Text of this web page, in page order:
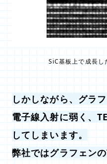
SiC基板上で成長し
しかしながら、グラ
電子線入射に弱く、
してしまいます。
弊社ではグラフェン